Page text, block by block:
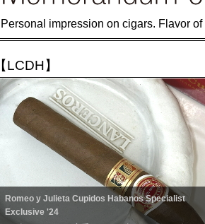
Personal impression on cigars. Flavor
【LCDH】
Romeo y Julieta Cupidos Habanos Specialist
Exclusive '24